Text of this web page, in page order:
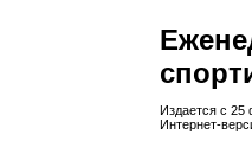
Издается с 25
Интернет-